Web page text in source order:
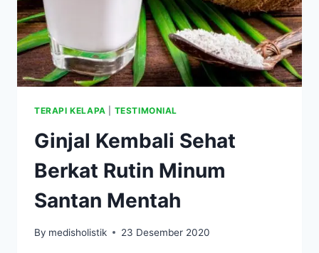
TERAPI KELAPA TESTIMONIAL
Ginjal Kembali Sehat
Berkat Rutin Minum
Santan Mentah
By medisholistik 23 Desember 2020